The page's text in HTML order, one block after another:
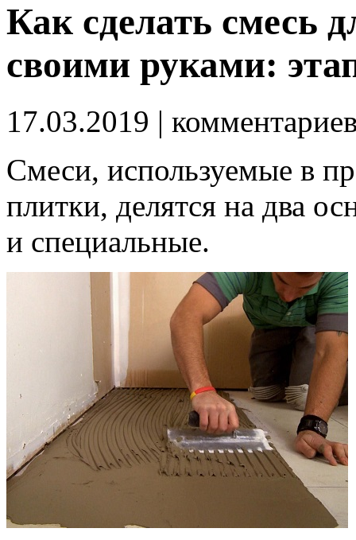
Как сделать смесь
своими руками:
17.03.2019 |
Смеси, используемые в
плитки, делятся на два
и специальные.